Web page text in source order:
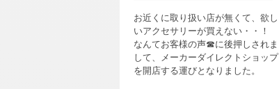
お近くに取り扱い店が無くて、欲し
いアクセサリーが買えない・・！
なんてお客様の声☎に後押しされま
して、メーカーダイレクトショップ
を開店する運びとなりました。